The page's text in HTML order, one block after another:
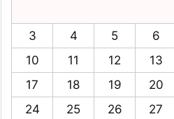
3
4 5 6
10
11 12 13
17
18 19 20
24
25 26 27